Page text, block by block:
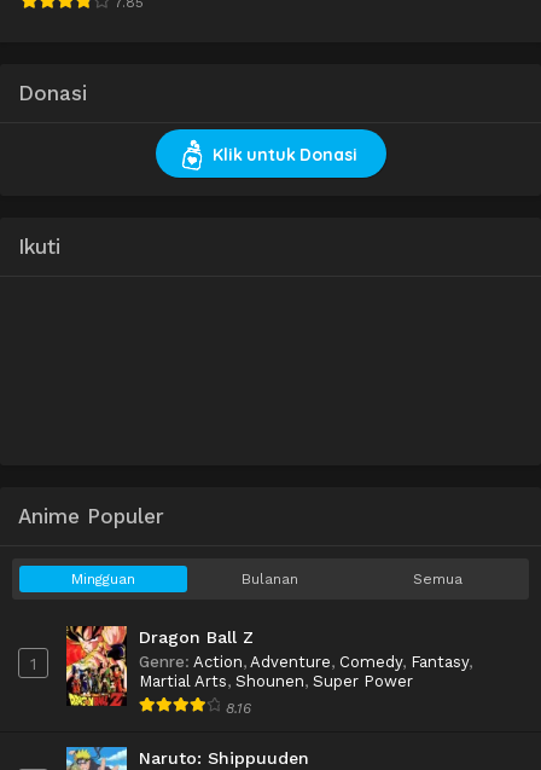
Donasi
Klik untuk Donasi
Ikuti
Anime Populer
Mingguan Bulanan Semua
1
Dragon Ball Z
Genre: Action, Adventure, Comedy, Fantasy,
Martial Arts, Shounen, Super Power
8.16
Naruto: Shippuuden